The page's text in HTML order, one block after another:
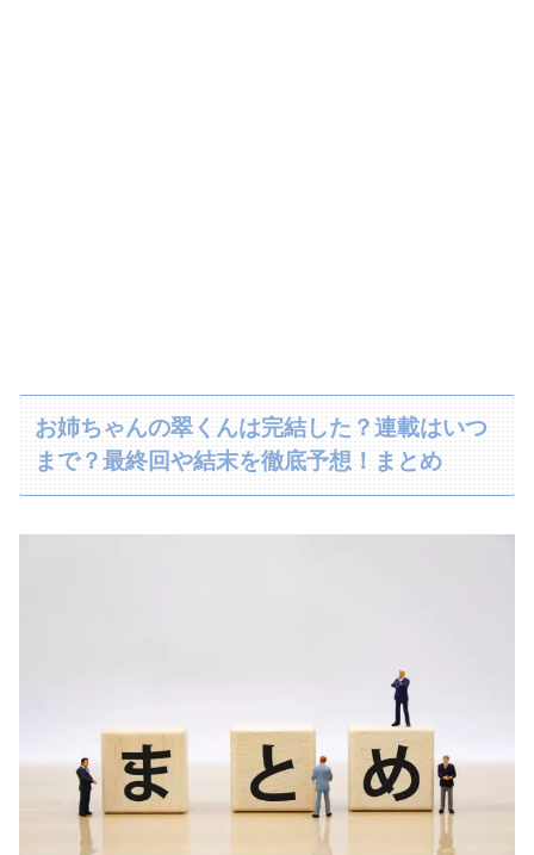
お姉ちゃんの翠くんは完結した？連載はいつ
まで？最終回や結末を徹底予想！まとめ